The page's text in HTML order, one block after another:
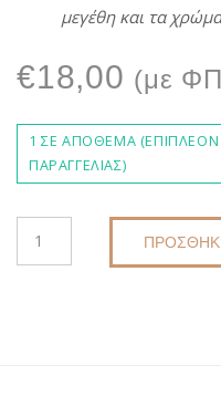
μεγέθηκαι τα
€18,00 (με
1 ΣΕ ΑΠΌΘΕΜΑ
ΠΑΡΑΓΓΕΛΊΑΣ)